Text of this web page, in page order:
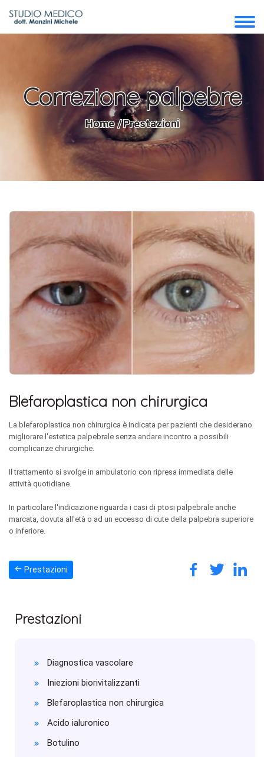
Correzione palpebre
Home Prestazioni
Blefaroplastica non chirurgica
La blefaroplastica non chirurgica è indicata per pazienti che desiderano
migliorare l'estetica palpebrale senza andare incontro a possibili
complicanze chirurgiche.
Il trattamento si svolge in ambulatorio con ripresa immediata delle
attività quotidiane.
In particolare l'indicazione riguarda i casi di ptosi palpebrale anche
marcata, dovuta all'età o ad un eccesso di cute della palpebra superiore
o inferiore.
Prestazioni
Prestazioni
Diagnostica vascolare
Iniezioni biorivitalizzanti
Blefaroplastica non chirurgica
Acido ialuronico
Botulino